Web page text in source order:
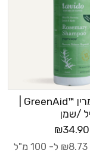
/שמן
₪34.90
₪8.73 ל- 100 מ"ל